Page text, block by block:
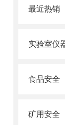
最近热销
实验室仪
食品安全
矿用安全